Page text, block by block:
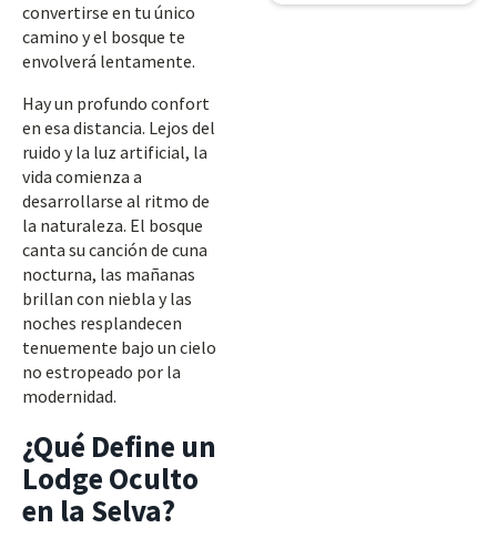
convertirse en tu único
camino y el bosque te
envolverá lentamente.
Hay un profundo confort
en esa distancia. Lejos del
ruido y la luz artificial, la
vida comienza a
desarrollarse al ritmo de
la naturaleza. El bosque
canta su canción de cuna
nocturna, las mañanas
brillan con niebla y las
noches resplandecen
tenuemente bajo un cielo
no estropeado por la
modernidad.
¿Qué Define un
Lodge Oculto
en la Selva?